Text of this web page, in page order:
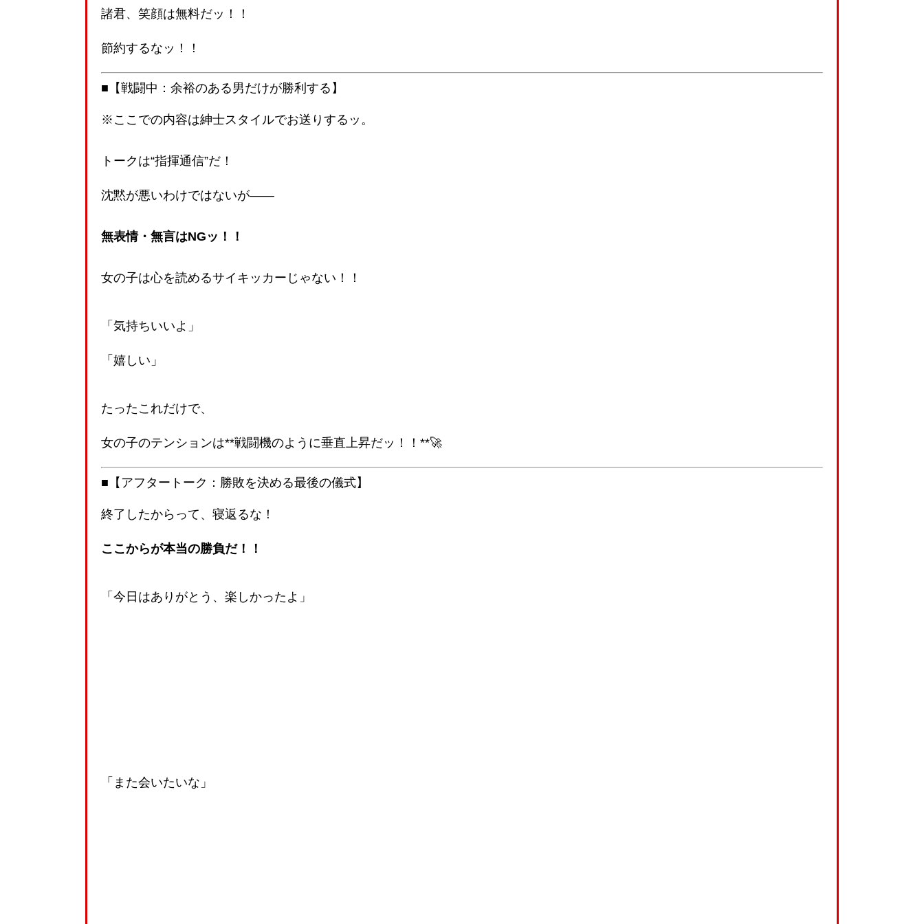
諸君、笑顔は無料だッ！！
節約するなッ！！
■【戦闘中：余裕のある男だけが勝利する】
※ここでの内容は紳士スタイルでお送りするッ。
トークは“指揮通信”だ！
沈黙が悪いわけではないが――
無表情・無言はNGッ！！
女の子は心を読めるサイキッカーじゃない！！
「気持ちいいよ」
「嬉しい」
たったこれだけで、
女の子のテンションは**戦闘機のように垂直上昇だッ！！**🚀
■【アフタートーク：勝敗を決める最後の儀式】
終了したからって、寝返るな！
ここからが本当の勝負だ！！
「今日はありがとう、楽しかったよ」
「また会いたいな」